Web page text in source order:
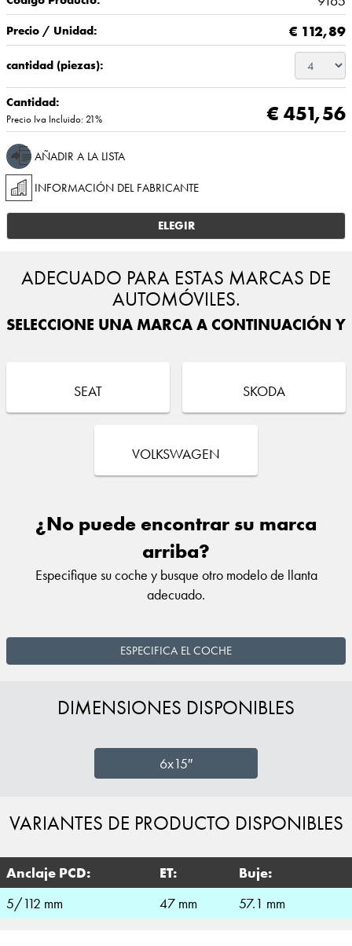
Precio / Unidad: € 112,89
cantidad (piezas):
Cantidad:
Precio Iva Incluido: 21% € 451,56
AÑADIR A LA LISTA
INFORMACIÓN DEL FABRICANTE
ELEGIR
ADECUADO PARA ESTAS MARCAS DE
AUTOMÓVILES.
SELECCIONE UNA MARCA A CONTINUACIÓN Y
SEAT SKODA
VOLKSWAGEN
¿No puede encontrar su marca
arriba?
Especifique su coche y busque otro modelo de llanta
adecuado.
ESPECIFICA EL COCHE
DIMENSIONES DISPONIBLES
6x15″
VARIANTES DE PRODUCTO DISPONIBLES
Anclaje PCD: ET:
Buje:
5/112 mm
47 mm 57.1 mm